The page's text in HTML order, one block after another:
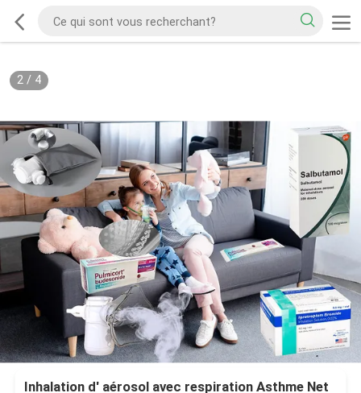
2/ 4
Inhalation d' aérosol avec respiration Asthme Net